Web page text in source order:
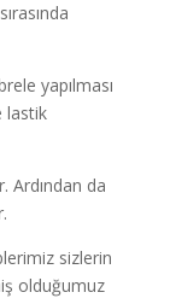
yapılması
lastik
Ardından da
sizlerin
olduğumuz